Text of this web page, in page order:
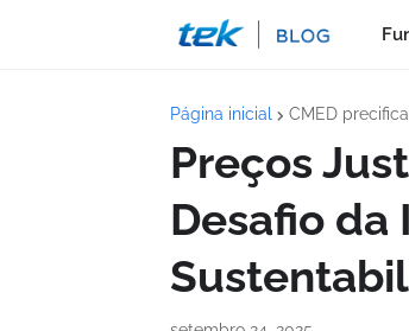
Página inicial CMED
Preços
Desafio da